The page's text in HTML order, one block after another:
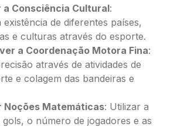
a Consciência Cultural:
de diferentes países,
e culturas através do esporte.
a Coordenação Motora Fina:
através de atividades de
e colagem das bandeiras e
Noções Matemáticas: Utilizar a
o número de jogadores e as